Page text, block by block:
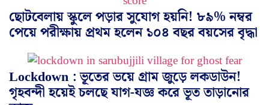
ছোটবেলায় স্কুলে পড়ার সুযোগ হয়নি! ৮৯% নম্বর
পেয়ে পরীক্ষায় প্রথম হলেন ১০৪ বছর বয়সের বৃদ্ধা
Lockdown : ভূতের ভয়ে গ্রাম জুড়ে লকডাউন!
গৃহবন্দী হয়েই চলছে যাগ-যজ্ঞ করে ভূত তাড়ানোর